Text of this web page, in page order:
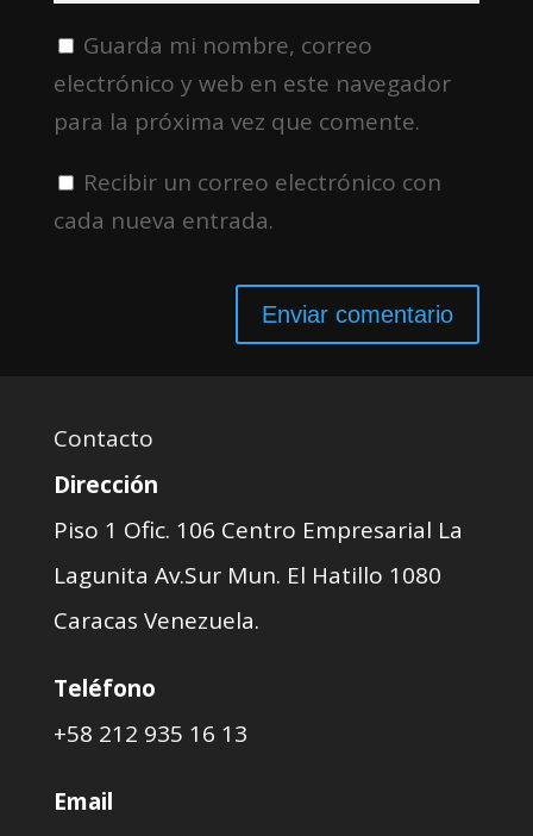
Guarda mi nombre, correo
electrónico y web en este navegador
para la próxima vez que comente.
Recibir un correo electrónico con
cada nueva entrada.
Contacto
Dirección
Piso 1 Ofic. 106 Centro Empresarial La
Lagunita Av.Sur Mun. El Hatillo 1080
Caracas Venezuela.
Teléfono
+58 212 935 16 13
Email